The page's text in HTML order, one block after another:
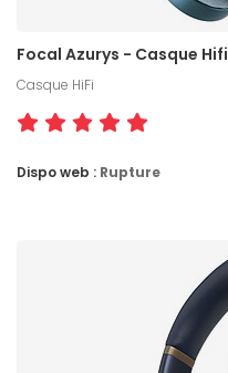
Focal Azurys - Casque Hifi
Casque HiFi
Dispo web : Rupture